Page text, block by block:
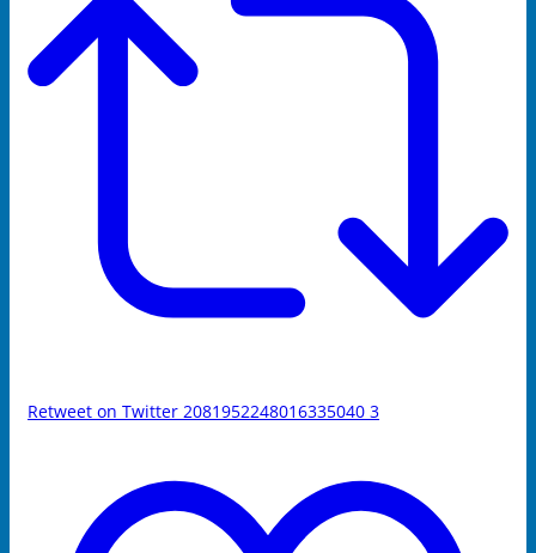
Retweet on Twitter 2081952248016335040 3